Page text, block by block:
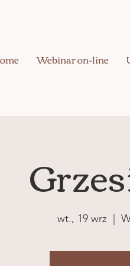
Webinar on-line
wt., 19 wrz
  |